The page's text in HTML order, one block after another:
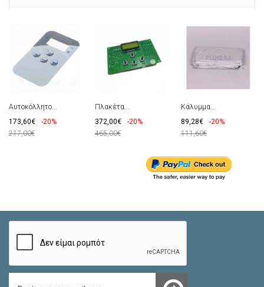
Αυτοκόλλητο...
173,60€
-20%
217,00€
Πλακέτα...
372,00€
-20%
465,00€
Κάλυμμα...
89,28€
-20%
111,60€